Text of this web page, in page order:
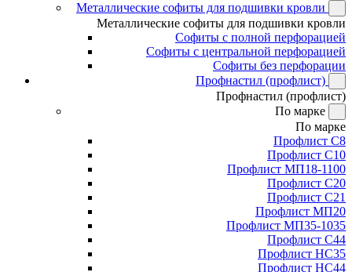
Металлические софиты для подшивки кровли
Металлические софиты для подшивки кровли
Софиты с полной перфорацией
Софиты с центральной перфорацией
Софиты без перфорации
Профнастил (профлист)
Профнастил (профлист)
По марке
По марке
Профлист С8
Профлист С10
Профлист МП18-1100
Профлист С20
Профлист С21
Профлист МП20
Профлист МП35-1035
Профлист С44
Профлист НС35
Профлист НС44